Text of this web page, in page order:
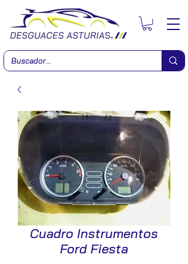
Cuadro Instrumentos
Ford Fiesta